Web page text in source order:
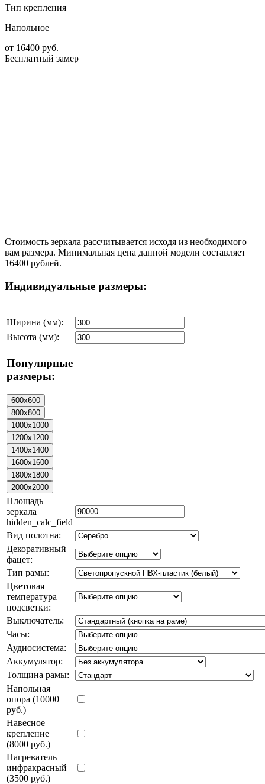
Тип крепления
Напольное
от 16400 руб.
Бесплатный замер
Стоимость зеркала рассчитывается исходя из необходимого
вам размера. Минимальная цена данной модели составляет
16400 рублей.
Индивидуальные размеры:
Ширина (мм):
Высота (мм):
Популярные
размеры:
Площадь
зеркала
hidden_calc_field
Вид полотна:
Декоративный
фацет:
Тип рамы:
Цветовая
температура
подсветки:
Выключатель:
Часы:
Аудиосистема:
Аккумулятор:
Толщина рамы:
Напольная
опора (10000
руб.)
Навесное
крепление
(8000 руб.)
Нагреватель
инфракрасный
(3500 руб.)